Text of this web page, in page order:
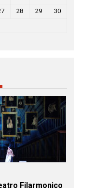
28 29
30
Filarmonico